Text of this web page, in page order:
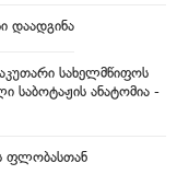
დაადგინა
სახელმწიფოს
საბოტაჟის ანატომია -
ფლობასთან